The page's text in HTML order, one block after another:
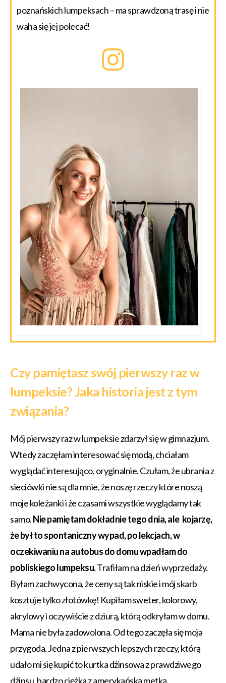
poznańskich lumpeksach – ma sprawdzoną trasę i nie
waha się jej polecać!
Czy pamiętasz swój pierwszy raz w
lumpeksie? Jaka historia jest z tym
związania?
Mój pierwszy raz w lumpeksie zdarzył się w gimnazjum.
Wtedy zaczęłam interesować się modą, chciałam
wyglądać interesująco, oryginalnie. Czułam, że ubrania z
sieciówki nie są dla mnie, że noszę rzeczy które noszą
moje koleżanki i że czasami wszystkie wyglądamy tak
samo.Nie pamiętam dokładnie tego dnia, ale kojarzę,
że był to spontaniczny wypad, po lekcjach, w
oczekiwaniu na autobus do domu wpadłam do
pobliskiego lumpeksu.Trafiłam na dzień wyprzedaży.
Byłam zachwycona, że ceny są tak niskie i mój skarb
kosztuje tylko złotówkę! Kupiłam sweter, kolorowy,
akrylowy i oczywiście z dziurą, którą odkryłam w domu.
Mama nie była zadowolona. Od tego zaczęła się moja
przygoda. Jedna z pierwszych lepszych rzeczy, którą
udało mi się kupić to kurtka dżinsowa z prawdziwego
dżinsu, bardzo ciężka z amerykańską metką.